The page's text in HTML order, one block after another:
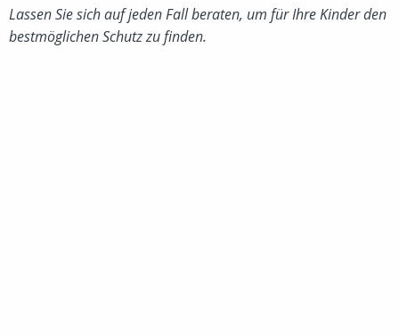
Lassen Sie sich auf jeden Fall beraten, um für Ihre Kinder den
bestmöglichen Schutz zu finden.